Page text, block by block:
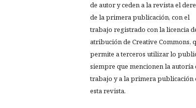
de autor y ceden a la revista el
de la primera publicación, con el
trabajo registrado con la licencia
atribución de Creative Commons,
permite a terceros utilizar lo
siempre que mencionen la autoría
trabajo y a la primera publicación
esta revista.